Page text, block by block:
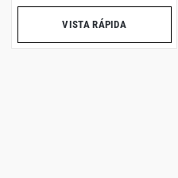
VISTA RÁPIDA